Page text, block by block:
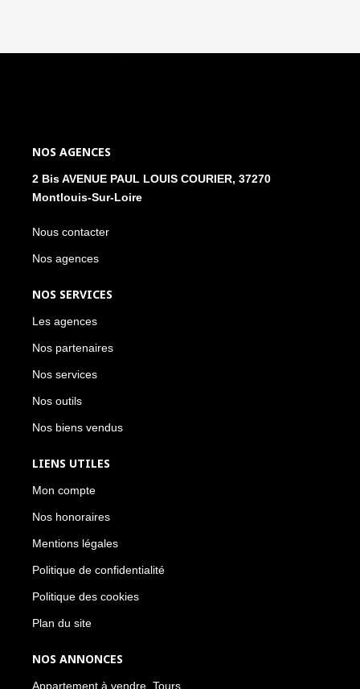
NOS AGENCES
2 Bis AVENUE PAUL LOUIS COURIER, 37270
Montlouis-Sur-Loire
Nous contacter
Nos agences
NOS SERVICES
Les agences
Nos partenaires
Nos services
Nos outils
Nos biens vendus
LIENS UTILES
Mon compte
Nos honoraires
Mentions légales
Politique de confidentialité
Politique des cookies
Plan du site
NOS ANNONCES
Appartement à vendre, Tours